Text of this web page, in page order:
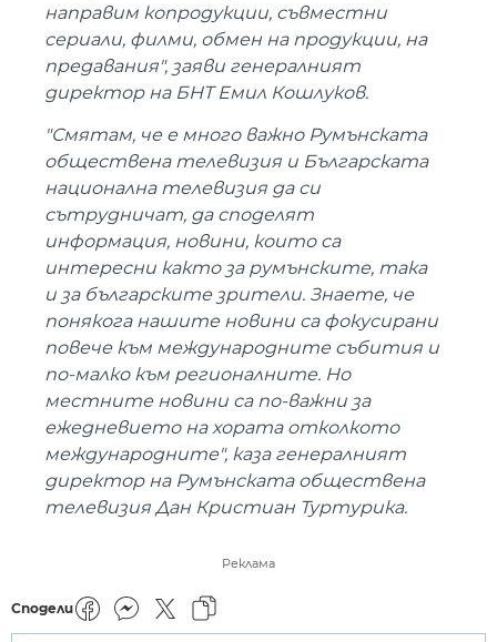
направим копродукции, съвместни
сериали, филми, обмен на продукции, на
предавания", заяви генералният
директор на БНТ Емил Кошлуков.
"Смятам, че е много важно Румънската
обществена телевизия и Българската
национална телевизия да си
сътрудничат, да споделят
информация, новини, които са
интересни както за румънските, така
и за българските зрители. Знаете, че
понякога нашите новини са фокусирани
повече към международните събития и
по-малко към регионалните. Но
местните новини са по-важни за
ежедневието на хората отколкото
международните", каза генералният
директор на Румънската обществена
телевизия Дан Кристиан Туртурика.
Реклама
Сподели